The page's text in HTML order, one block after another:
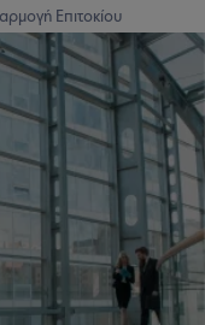
Επιτοκίου